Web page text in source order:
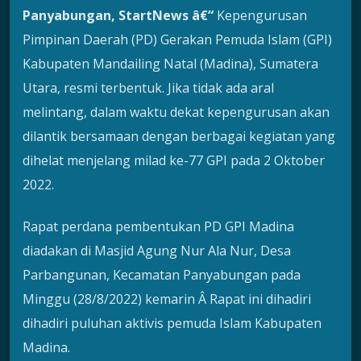
Panyabungan, StartNews â€“ Kepengurusan
Pimpinan Daerah (PD) Gerakan Pemuda Islam (GPI)
Kabupaten Mandailing Natal (Madina), Sumatera
Utara, resmi terbentuk. Jika tidak ada aral
melintang, dalam waktu dekat kepengurusan akan
dilantik bersamaan dengan berbagai kegiatan yang
dihelat menjelang milad ke-77 GPI pada 2 Oktober
2022.
Rapat perdana pembentukan PD GPI Madina
diadakan di Masjid Agung Nur Ala Nur, Desa
Parbangunan, Kecamatan Panyabungan pada
Minggu (28/8/2022) kemarin Â Rapat ini dihadiri
dihadiri puluhan aktivis pemuda Islam Kabupaten
Madina.